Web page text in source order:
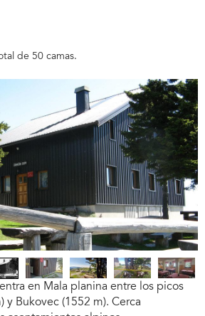
de 50 camas.
en Mala planina entre los picos
y Bukovec (1552 m). Cerca